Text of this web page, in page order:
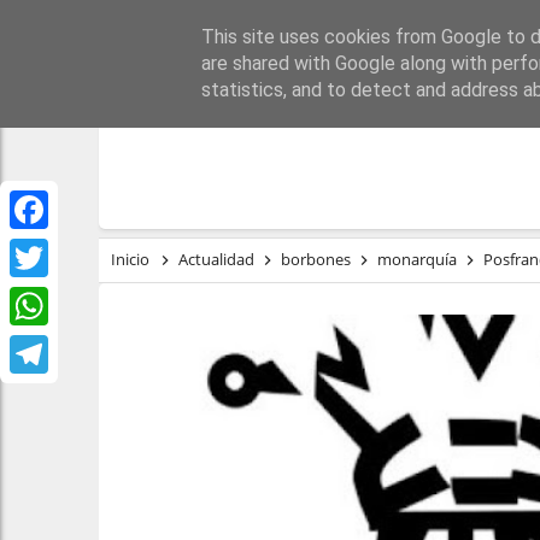
Facebook
Twitter
WhatsApp
PORTADA
Inicio Actualidad borbones monarquía
This site uses cookies from Google to
are shared with Google along with
statistics, and to detect and address